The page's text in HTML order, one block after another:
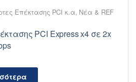
Επέκτασης PCI κ.α, Νέα & REF
PCI Express x4 σε 2x